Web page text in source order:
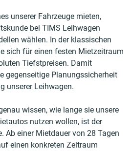
unserer Fahrzeuge mieten,
bei TIMS Leihwagen
wählen. In der klassischen
sich für einen festen Mietzeitraum
Tiefstpreisen. Damit
gegenseitige Planungssicherheit
unserer Leihwagen.
wissen, wie lange sie unsere
nutzen wollen, ist der
Ab einer Mietdauer von 28 Tagen
einen konkreten Zeitraum